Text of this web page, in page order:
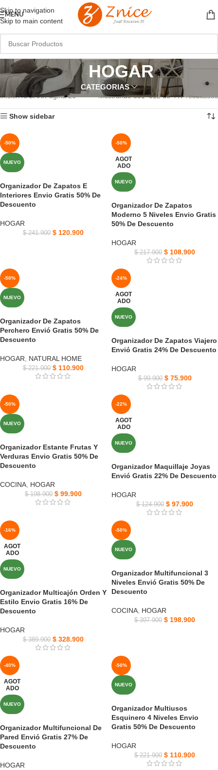
Skip to navigation
Skip to main content
MENU
HOGAR
CATEGORIAS
Inicio HOGAR Página 26 Mostrando 301–312 de 447 resultados
Show sidebar
-50%
NUEVO
Organizador De Zapatos E
Interiores Envio Gratis 50% De
Descuento
HOGAR
$241.900 $ 120.900
-50%
AGOT
ADO
NUEVO
Organizador De Zapatos
Moderno 5 Niveles Envio Gratis
50% De Descuento
HOGAR
$217.900 $ 108.900
-50%
NUEVO
Organizador De Zapatos
Perchero Envió Gratis 50% De
Descuento
HOGAR NATURAL HOME
$221.900 $ 110.900
-24%
AGOT
ADO
NUEVO
Organizador De Zapatos Viajero
Envió Gratis 24% De Descuento
HOGAR
$99.900 $75.900
-50%
NUEVO
Organizador Estante Frutas Y
Verduras Envio Gratis 50% De
Descuento
COCINA HOGAR
$198.900 $ 99.900
-22%
AGOT
ADO
NUEVO
Organizador Maquillaje Joyas
Envió Gratis 22% De Descuento
HOGAR
$124.900 $ 97.900
-16%
AGOT
ADO
NUEVO
Organizador Multicajón Orden Y
Estilo Envio Gratis 16% De
Descuento
HOGAR
$389.900 $ 328.900
-50%
NUEVO
Organizador Multifuncional 3
Niveles Envió Gratis 50% De
Descuento
COCINA HOGAR
$397.900 $ 198.900
-40%
AGOT
ADO
NUEVO
Organizador Multifuncional De
Pared Envió Gratis 27% De
Descuento
HOGAR
-50%
NUEVO
Organizador Multiusos
Esquinero 4 Niveles Envio
Gratis 50% De Descuento
HOGAR
$221.900 $ 110.900